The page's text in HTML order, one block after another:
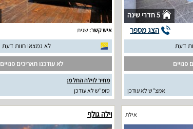
5 חדרי שינה
הצג מספר
דעת
פנויים
אמצ"ש לא עודכן
איש קשר: שגית
לא נמצאו חוות דעת
לא עודכנו תאריכים פנויים
מחיר לוילה החל מ:
סופ"ש לא עודכן
אילת וילה גולף